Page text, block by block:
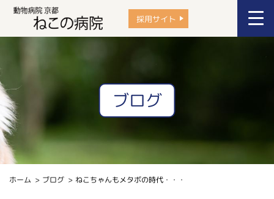
採用サイト
ブログ
ホーム ブログ ねこちゃんもメタボの時代・・・